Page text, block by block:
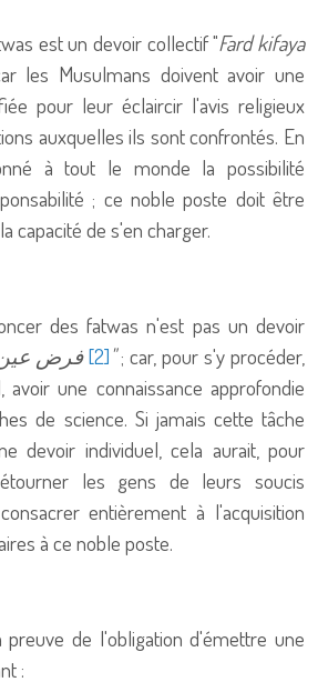
est un devoir collectif "Fard kifaya
les Musulmans doivent avoir une
pour leur éclaircir l'avis religieux
auxquelles ils sont confrontés. En
à tout le monde la possibilité
; ce noble poste doit être
capacité de s'en charger.
des fatwas n'est pas un devoir
فرض[2]"; car, pour s'y procéder,
une connaissance approfondie
de science. Si jamais cette tâche
devoir individuel, cela aurait, pour
les gens de leurs soucis
entièrement à l'acquisition
à ce noble poste.
de l'obligation d'émettre une
: